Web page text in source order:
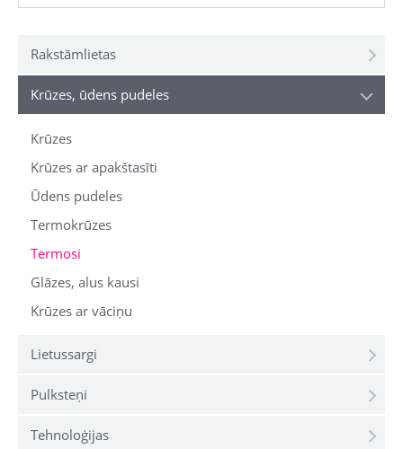
Rakstāmlietas
Krūzes, ūdens pudeles
Krūzes
Krūzes ar apakštasīti
Ūdens pudeles
Termokrūzes
Termosi
Glāzes, alus kausi
Krūzes ar vāciņu
Lietussargi
Pulksteņi
Tehnoloģijas